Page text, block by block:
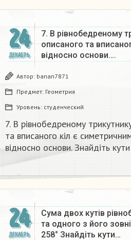
24
ДЕКАБРЬ
7. В рівнобедреному
описаного та
відносно основи….
Автор: banan7871
Предмет: Геометрия
Уровень: студенческий
7. В рівнобедреному
та вписаного кіл є
відносно основи. Знайдіть
24
ДЕКАБРЬ
Сума двох кутів
та одного з його
258° Знайдіть кути…